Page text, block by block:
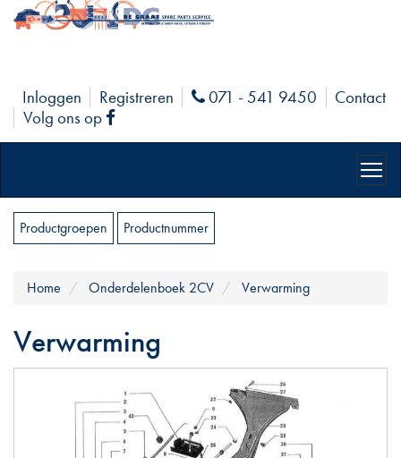
Inloggen Registreren Phone
071 - 541 9450
Contact
Volg ons op
Facebook
Productgroepen Productnummer
Home Onderdelenboek 2CV Verwarming
Verwarming